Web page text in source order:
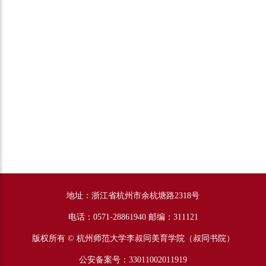
地址：浙江省杭州市余杭塘路2318号
电话：0571-28861940 邮编：311121
版权所有 © 杭州师范大学李叔同美育学院（叔同书院）
公安备案号：33011002011919